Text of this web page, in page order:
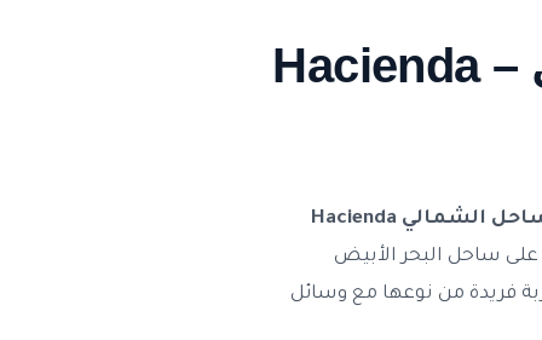
تعرف على هاسيندا ويست الساحل الشمالي – Hacienda
هاسيندا ويست الساحل الشمالي Hacienda
على ساحل البحر الأبيض
فريدة من نوعها مع وسائل